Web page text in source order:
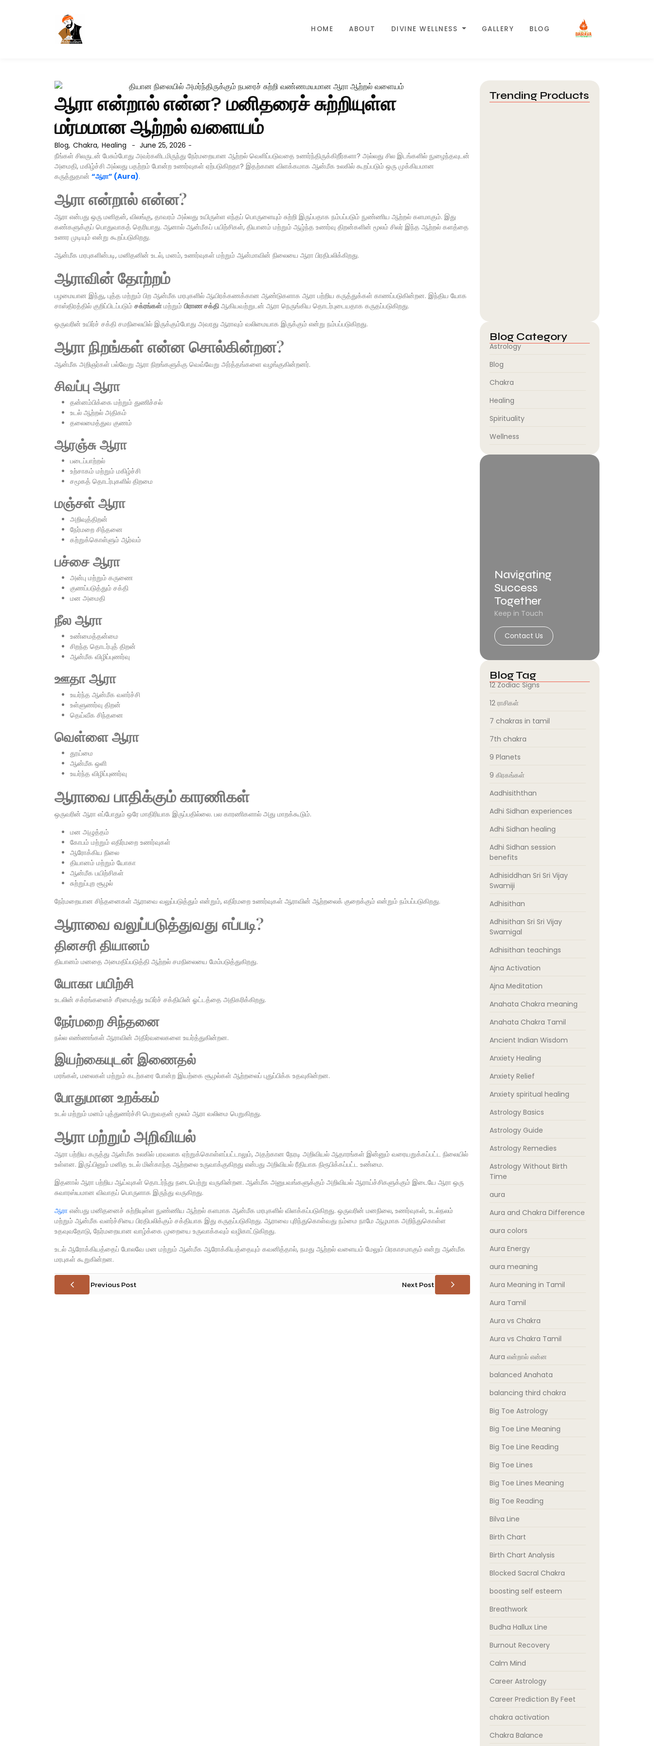
HOME ABOUT DIVINE WELLNESS GALLERY BLOG
ஆரா என்றால் என்ன? மனிதரைச் சுற்றியுள்ள
மர்மமான ஆற்றல் வளையம்
Blog, Chakra, Healing - June 25, 2026 -
நீங்கள் சிலருடன் பேசும்போது அவர்களிடமிருந்து நேர்மறையான ஆற்றல் வெளிப்படுவதை உணர்ந்திருக்கிறீர்களா? அல்லது சில இடங்களில் நுழைந்தவுடன்
அமைதி, மகிழ்ச்சி அல்லது பதற்றம் போன்ற உணர்வுகள் ஏற்படுகிறதா? இதற்கான விளக்கமாக ஆன்மீக உலகில் கூறப்படும் ஒரு முக்கியமான
கருத்துதான் “ஆரா” (Aura).
ஆரா என்றால் என்ன?
ஆரா என்பது ஒரு மனிதன், விலங்கு, தாவரம் அல்லது உயிருள்ள எந்தப் பொருளையும் சுற்றி இருப்பதாக நம்பப்படும் நுண்ணிய ஆற்றல் களமாகும். இது
கண்களுக்குப் பொதுவாகத் தெரியாது. ஆனால் ஆன்மீகப் பயிற்சிகள், தியானம் மற்றும் ஆழ்ந்த உணர்வு திறன்களின் மூலம் சிலர் இந்த ஆற்றல் களத்தை
உணர முடியும் என்று கூறப்படுகிறது.
ஆன்மீக மரபுகளின்படி, மனிதனின் உடல், மனம், உணர்வுகள் மற்றும் ஆன்மாவின் நிலையை ஆரா பிரதிபலிக்கிறது.
ஆராவின் தோற்றம்
பழமையான இந்து, புத்த மற்றும் பிற ஆன்மீக மரபுகளில் ஆயிரக்கணக்கான ஆண்டுகளாக ஆரா பற்றிய கருத்துக்கள் காணப்படுகின்றன. இந்திய யோக
சாஸ்திரத்தில் குறிப்பிடப்படும் சக்ரங்கள்மற்றும் பிராண சக்திஆகியவற்றுடன் ஆரா நெருங்கிய தொடர்புடையதாக கருதப்படுகிறது.
ஒருவரின் உயிர்ச் சக்தி சமநிலையில் இருக்கும்போது அவரது ஆராவும் வலிமையாக இருக்கும் என்று நம்பப்படுகிறது.
ஆரா நிறங்கள் என்ன சொல்கின்றன?
ஆன்மீக அறிஞர்கள் பல்வேறு ஆரா நிறங்களுக்கு வெவ்வேறு அர்த்தங்களை வழங்குகின்றனர்.
சிவப்பு ஆரா
தன்னம்பிக்கை மற்றும் துணிச்சல்
உடல் ஆற்றல் அதிகம்
தலைமைத்துவ குணம்
ஆரஞ்சு ஆரா
படைப்பாற்றல்
உற்சாகம் மற்றும் மகிழ்ச்சி
சமூகத் தொடர்புகளில் திறமை
மஞ்சள் ஆரா
அறிவுத்திறன்
நேர்மறை சிந்தனை
கற்றுக்கொள்ளும் ஆர்வம்
பச்சை ஆரா
அன்பு மற்றும் கருணை
குணப்படுத்தும் சக்தி
மன அமைதி
நீல ஆரா
உண்மைத்தன்மை
சிறந்த தொடர்புத் திறன்
ஆன்மீக விழிப்புணர்வு
ஊதா ஆரா
உயர்ந்த ஆன்மீக வளர்ச்சி
உள்ளுணர்வு திறன்
தெய்வீக சிந்தனை
வெள்ளை ஆரா
தூய்மை
ஆன்மீக ஒளி
உயர்ந்த விழிப்புணர்வு
ஆராவை பாதிக்கும் காரணிகள்
ஒருவரின் ஆரா எப்போதும் ஒரே மாதிரியாக இருப்பதில்லை. பல காரணிகளால் அது மாறக்கூடும்.
மன அழுத்தம்
கோபம் மற்றும் எதிர்மறை உணர்வுகள்
ஆரோக்கிய நிலை
தியானம் மற்றும் யோகா
ஆன்மீக பயிற்சிகள்
சுற்றுப்புற சூழல்
நேர்மறையான சிந்தனைகள் ஆராவை வலுப்படுத்தும் என்றும், எதிர்மறை உணர்வுகள் ஆராவின் ஆற்றலைக் குறைக்கும் என்றும் நம்பப்படுகிறது.
ஆராவை வலுப்படுத்துவது எப்படி?
தினசரி தியானம்
தியானம் மனதை அமைதிப்படுத்தி ஆற்றல் சமநிலையை மேம்படுத்துகிறது.
யோகா பயிற்சி
உடலின் சக்ரங்களைச் சீரமைத்து உயிர்ச் சக்தியின் ஓட்டத்தை அதிகரிக்கிறது.
நேர்மறை சிந்தனை
நல்ல எண்ணங்கள் ஆராவின் அதிர்வலைகளை உயர்த்துகின்றன.
இயற்கையுடன் இணைதல்
மரங்கள், மலைகள் மற்றும் கடற்கரை போன்ற இயற்கை சூழல்கள் ஆற்றலைப் புதுப்பிக்க உதவுகின்றன.
போதுமான உறக்கம்
உடல் மற்றும் மனம் புத்துணர்ச்சி பெறுவதன் மூலம் ஆரா வலிமை பெறுகிறது.
ஆரா மற்றும் அறிவியல்
ஆரா பற்றிய கருத்து ஆன்மீக உலகில் பரவலாக ஏற்றுக்கொள்ளப்பட்டாலும், அதற்கான நேரடி அறிவியல் ஆதாரங்கள் இன்னும் வரையறுக்கப்பட்ட நிலையில்
உள்ளன. இருப்பினும் மனித உடல் மின்காந்த ஆற்றலை உருவாக்குகிறது என்பது அறிவியல் ரீதியாக நிரூபிக்கப்பட்ட உண்மை.
இதனால் ஆரா பற்றிய ஆய்வுகள் தொடர்ந்து நடைபெற்று வருகின்றன. ஆன்மீக அனுபவங்களுக்கும் அறிவியல் ஆராய்ச்சிகளுக்கும் இடையே ஆரா ஒரு
சுவாரஸ்யமான விவாதப் பொருளாக இருந்து வருகிறது.
ஆரா என்பது மனிதனைச் சுற்றியுள்ள நுண்ணிய ஆற்றல் களமாக ஆன்மீக மரபுகளில் விளக்கப்படுகிறது. ஒருவரின் மனநிலை, உணர்வுகள், உடல்நலம்
மற்றும் ஆன்மீக வளர்ச்சியை பிரதிபலிக்கும் சக்தியாக இது கருதப்படுகிறது. ஆராவை புரிந்துகொள்வது நம்மை நாமே ஆழமாக அறிந்துகொள்ள
உதவுவதோடு, நேர்மறையான வாழ்க்கை முறையை உருவாக்கவும் வழிகாட்டுகிறது.
உடல் ஆரோக்கியத்தைப் போலவே மன மற்றும் ஆன்மீக ஆரோக்கியத்தையும் கவனித்தால், நமது ஆற்றல் வளையம் மேலும் பிரகாசமாகும் என்று ஆன்மீக
மரபுகள் கூறுகின்றன.
Previous Post Next Post
Trending Products
Blog Category
Astrology
Blog
Chakra
Healing
Spirituality
Wellness
Navigating
Success
Together
Keep in Touch
Contact Us
Blog Tag
12 Zodiac Signs
12 ராசிகள்
7 chakras in tamil
7th chakra
9 Planets
9 கிரகங்கள்
Aadhisiththan
Adhi Sidhan experiences
Adhi Sidhan healing
Adhi Sidhan session
benefits
Adhisiddhan Sri Sri Vijay
Swamiji
Adhisithan
Adhisithan Sri Sri Vijay
Swamigal
Adhisithan teachings
Ajna Activation
Ajna Meditation
Anahata Chakra meaning
Anahata Chakra Tamil
Ancient Indian Wisdom
Anxiety Healing
Anxiety Relief
Anxiety spiritual healing
Astrology Basics
Astrology Guide
Astrology Remedies
Astrology Without Birth
Time
aura
Aura and Chakra Difference
aura colors
Aura Energy
aura meaning
Aura Meaning in Tamil
Aura Tamil
Aura vs Chakra
Aura vs Chakra Tamil
Aura என்றால் என்ன
balanced Anahata
balancing third chakra
Big Toe Astrology
Big Toe Line Meaning
Big Toe Line Reading
Big Toe Lines
Big Toe Lines Meaning
Big Toe Reading
Bilva Line
Birth Chart
Birth Chart Analysis
Blocked Sacral Chakra
boosting self esteem
Breathwork
Budha Hallux Line
Burnout Recovery
Calm Mind
Career Astrology
Career Prediction By Feet
chakra activation
Chakra Balance